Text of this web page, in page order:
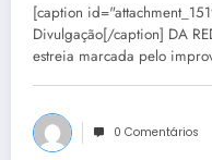
[caption
Divulgação[/caption] DA
estreia marcada pelo
0 Comentários